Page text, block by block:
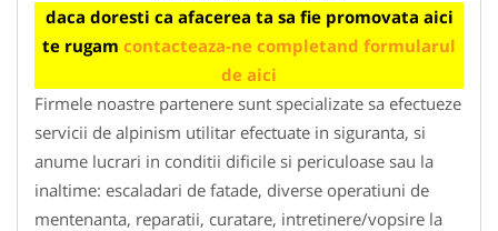
daca doresti ca afacerea ta sa fie promovata aici
te rugam contacteaza-ne completand formularul
de aici
Firmele noastre partenere sunt specializate sa efectueze
servicii de alpinism utilitar efectuate in siguranta, si
anume lucrari in conditii dificile si periculoase sau la
inaltime: escaladari de fatade, diverse operatiuni de
mentenanta, reparatii, curatare, intretinere/vopsire la